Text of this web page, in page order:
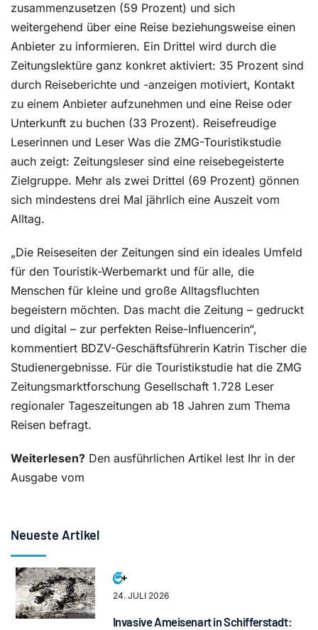
zusammenzusetzen (59 Prozent) und sich
weitergehend über eine Reise beziehungsweise einen
Anbieter zu informieren. Ein Drittel wird durch die
Zeitungslektüre ganz konkret aktiviert: 35 Prozent sind
durch Reiseberichte und -anzeigen motiviert, Kontakt
zu einem Anbieter aufzunehmen und eine Reise oder
Unterkunft zu buchen (33 Prozent). Reisefreudige
Leserinnen und Leser Was die ZMG-Touristikstudie
auch zeigt: Zeitungsleser sind eine reisebegeisterte
Zielgruppe. Mehr als zwei Drittel (69 Prozent) gönnen
sich mindestens drei Mal jährlich eine Auszeit vom
Alltag.
„Die Reiseseiten der Zeitungen sind ein ideales Umfeld
für den Touristik-Werbemarkt und für alle, die
Menschen für kleine und große Alltagsfluchten
begeistern möchten. Das macht die Zeitung – gedruckt
und digital – zur perfekten Reise-Influencerin“,
kommentiert BDZV-Geschäftsführerin Katrin Tischer die
Studienergebnisse. Für die Touristikstudie hat die ZMG
Zeitungsmarktforschung Gesellschaft 1.728 Leser
regionaler Tageszeitungen ab 18 Jahren zum Thema
Reisen befragt.
Weiterlesen? Den ausführlichen Artikel lest Ihr in der
Ausgabe vom
Neueste Artikel
24. JULI 2026
Invasive Ameisenart in Schifferstadt: